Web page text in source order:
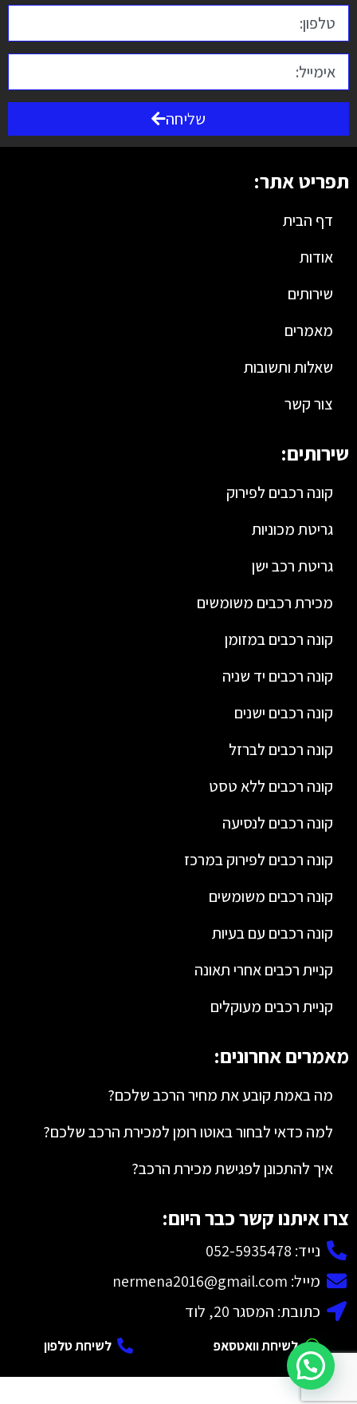
שליחה
תפריט אתר:
דף הבית
אודות
שירותים
מאמרים
שאלות ותשובות
צור קשר
שירותים:
קונה רכבים לפירוק
גריטת מכוניות
גריטת רכב ישן
מכירת רכבים משומשים
קונה רכבים במזומן
קונה רכבים יד שניה
קונה רכבים ישנים
קונה רכבים לברזל
קונה רכבים ללא טסט
קונה רכבים לנסיעה
קונה רכבים לפירוק במרכז
קונה רכבים משומשים
קונה רכבים עם בעיות
קניית רכבים אחרי תאונה
קניית רכבים מעוקלים
מאמרים אחרונים:
מה באמת קובע את מחיר הרכב שלכם?
למה כדאי לבחור באוטו רומן למכירת הרכב שלכם?
איך להתכונן לפגישת מכירת הרכב?
צרו איתנו קשר כבר היום:
נייד: 052-5935478
מייל: nermena2016@gmail.com
כתובת: המסגר 20, לוד
לשיחת וואטסאפ לשיחת טלפון